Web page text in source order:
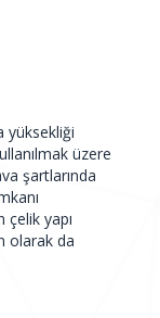
yüksekliği
üzere
şartlarında
yapı
olarak da